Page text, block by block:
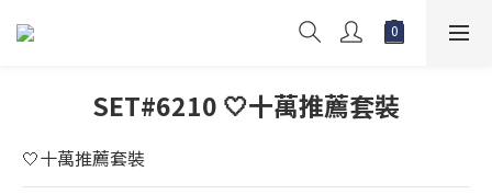
SET#6210 🤍十萬推薦套裝
🤍十萬推薦套裝